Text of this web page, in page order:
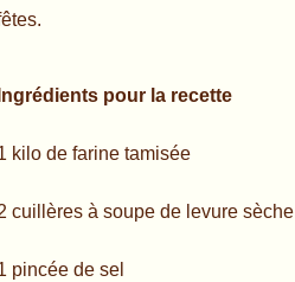
Ingrédients pour la recette
kilo de farine tamisée
cuillères à soupe de levure sèche
pincée de sel